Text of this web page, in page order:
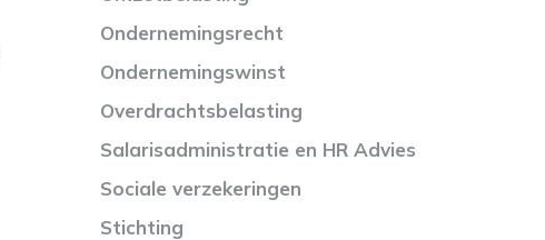
Ondernemingsrecht
Ondernemingswinst
Overdrachtsbelasting
Salarisadministratie en HR Advies
Sociale verzekeringen
Stichting